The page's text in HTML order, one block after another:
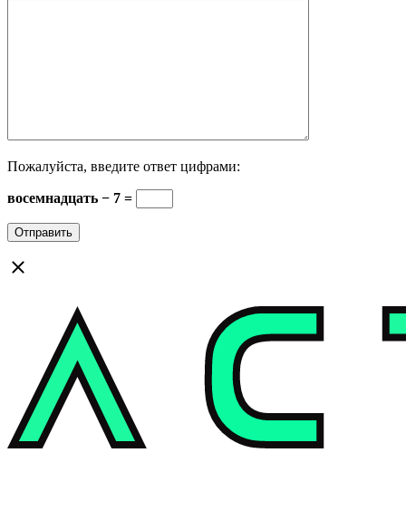
Пожалуйста, введите ответ цифрами:
восемнадцать − 7 =